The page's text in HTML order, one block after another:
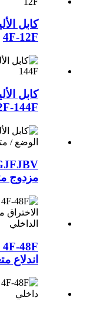
4F-12F
144F
مزدوج
اندلاع